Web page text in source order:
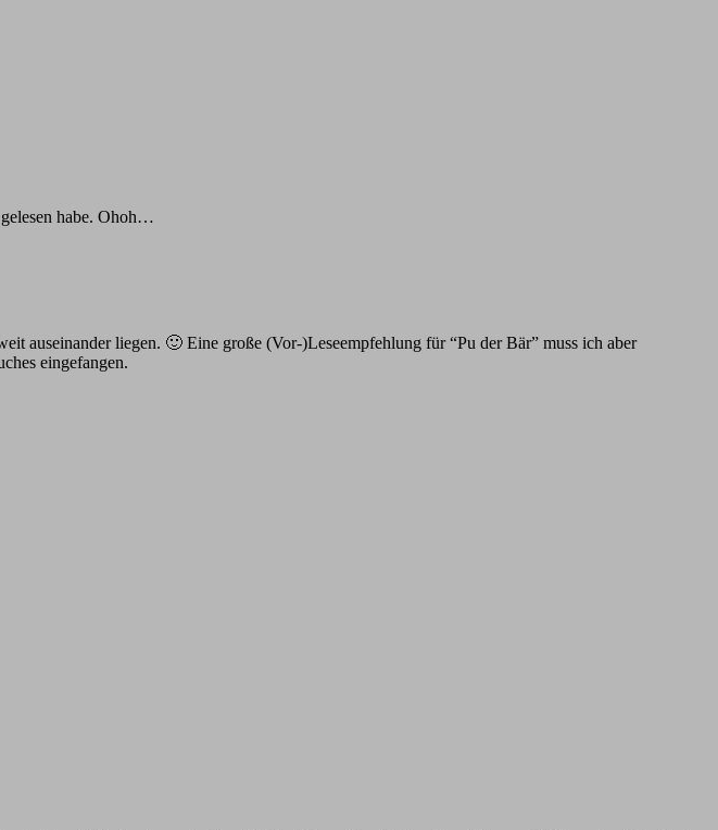
habe. Ohoh…
auseinander liegen. 🙂 Eine große (Vor-)Leseempfehlung für “Pu der Bär” muss ich aber
eingefangen.